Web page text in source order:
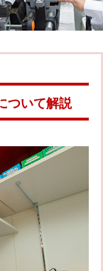
錠
ついて解説